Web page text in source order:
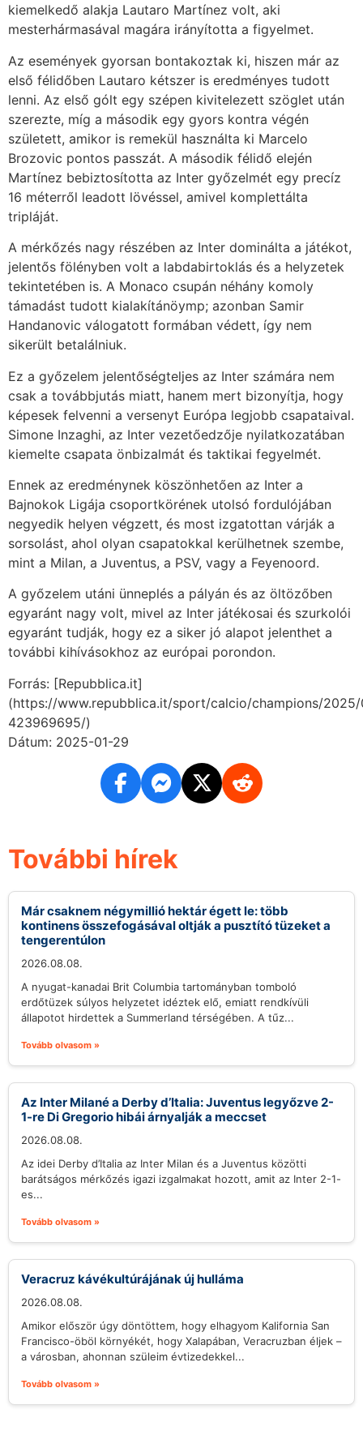
kiemelkedő alakja Lautaro Martínez volt, aki
mesterhármasával magára irányította a figyelmet.
Az események gyorsan bontakoztak ki, hiszen már az
első félidőben Lautaro kétszer is eredményes tudott
lenni. Az első gólt egy szépen kivitelezett szöglet után
szerezte, míg a második egy gyors kontra végén
született, amikor is remekül használta ki Marcelo
Brozovic pontos passzát. A második félidő elején
Martínez bebiztosította az Inter győzelmét egy precíz
16 méterről leadott lövéssel, amivel komplettálta
tripláját.
A mérkőzés nagy részében az Inter dominálta a játékot,
jelentős fölényben volt a labdabirtoklás és a helyzetek
tekintetében is. A Monaco csupán néhány komoly
támadást tudott kialakítánöymp; azonban Samir
Handanovic válogatott formában védett, így nem
sikerült betalálniuk.
Ez a győzelem jelentőségteljes az Inter számára nem
csak a továbbjutás miatt, hanem mert bizonyítja, hogy
képesek felvenni a versenyt Európa legjobb csapataival.
Simone Inzaghi, az Inter vezetőedzője nyilatkozatában
kiemelte csapata önbizalmát és taktikai fegyelmét.
Ennek az eredménynek köszönhetően az Inter a
Bajnokok Ligája csoportkörének utolsó fordulójában
negyedik helyen végzett, és most izgatottan várják a
sorsolást, ahol olyan csapatokkal kerülhetnek szembe,
mint a Milan, a Juventus, a PSV, vagy a Feyenoord.
A győzelem utáni ünneplés a pályán és az öltözőben
egyaránt nagy volt, mivel az Inter játékosai és szurkolói
egyaránt tudják, hogy ez a siker jó alapot jelenthet a
további kihívásokhoz az európai porondon.
Forrás: [Repubblica.it]
(https://www.repubblica.it/sport/calcio/champions/
423969695/)
Dátum: 2025-01-29
További hírek
Már csaknem négymillió hektár égett le: több
kontinens összefogásával oltják a pusztító tüzeket a
tengerentúlon
2026.08.08.
A nyugat-kanadai Brit Columbia tartományban tomboló
erdőtüzek súlyos helyzetet idéztek elő, emiatt rendkívüli
állapotot hirdettek a Summerland térségében. A tűz...
Tovább olvasom »
Az Inter Milané a Derby d’Italia: Juventus legyőzve 2-
1-re Di Gregorio hibái árnyalják a meccset
2026.08.08.
Az idei Derby d’Italia az Inter Milan és a Juventus közötti
barátságos mérkőzés igazi izgalmakat hozott, amit az Inter 2-1-
es...
Tovább olvasom »
Veracruz kávékultúrájának új hulláma
2026.08.08.
Amikor először úgy döntöttem, hogy elhagyom Kalifornia San
Francisco-öböl környékét, hogy Xalapában, Veracruzban éljek –
a városban, ahonnan szüleim évtizedekkel...
Tovább olvasom »